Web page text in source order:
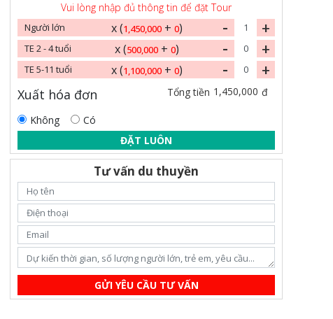
Vui lòng nhập đủ thông tin để đặt Tour
Người lớn x (1,450,000+ 0) - +
TE 2 - 4 tuổi x (500,000+ 0) - +
TE 5-11 tuổi x (1,100,000+ 0) - +
Tổng tiền 1,450,000 đ
Xuất hóa đơn
Không
Có
ĐẶT LUÔN
Tư vấn du thuyền
GỬI YÊU CẦU TƯ VẤN